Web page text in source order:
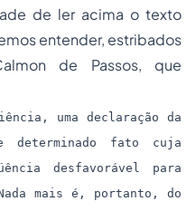
de ler acima o texto
entender, estribados
de Passos, que
uma declaração da
determinado fato cuja
desfavorável para
mais é, portanto, do